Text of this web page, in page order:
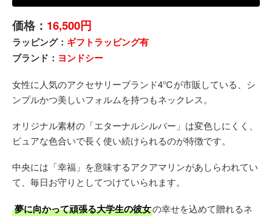
価格： 16,500円
ラッピング： ギフトラッピング有
ブランド： ヨンドシー
女性に人気のアクセサリーブランド4℃が市販している、シ
ンプルかつ美しいフォルムを持つもネックレス。
オリジナル素材の「エターナルシルバー」は変色しにくく、
ピュアな色合いで長く使い続けられるのが特徴です。
中央には「幸福」を意味するアクアマリンがあしらわれてい
て、毎日お守りとしてつけていられます。
夢に向かって頑張る大学生の彼女の幸せを込めて贈れるネ